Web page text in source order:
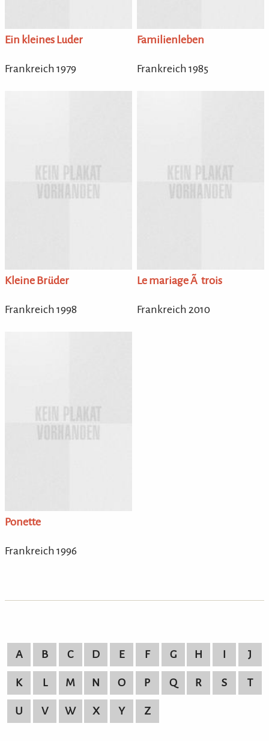
Ein kleines Luder
Frankreich 1979
Familienleben
Frankreich 1985
Kleine Brüder
Frankreich 1998
Le mariage Ã trois
Frankreich 2010
Ponette
Frankreich 1996
A B C D E F G H I J
K L M N O P Q R S T
U V W X Y Z